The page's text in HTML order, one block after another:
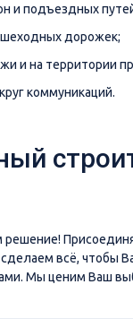
и подъездных
дорожек;
и на территории
коммуникаций.
решение!
всё, чтобы
Мы ценим Ваш